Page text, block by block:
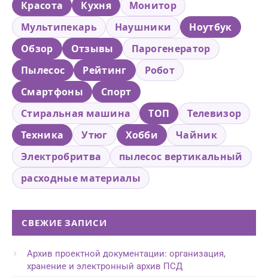
Красота
Кухня
Монитор
Мультипекарь
Наушники
Ноутбук
Обзор
Отзывы
Парогенератор
Пылесос
Рейтинг
Робот
Смартфоны
Спорт
Стиральная машина
ТОП
Телевизор
Техника
Утюг Хобби
Чайник
Электробритва
пылесос вертикальный
расходные материалы
СВЕЖИЕ ЗАПИСИ
Архив проектной документации: организация,
хранение и электронный архив ПСД